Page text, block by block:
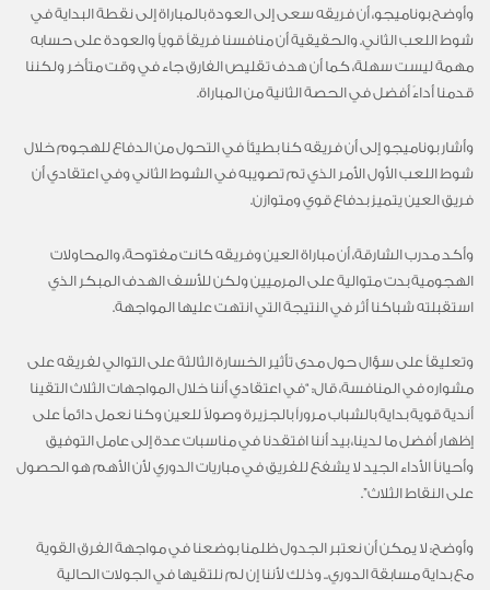
وأوضح بوناميجو، أن فريقه سعى إلى العودة بالمباراة إلى نقطة البداية في
شوط اللعب الثاني. والحقيقية أن منافسنا فريقاً قوياً والعودة على حسابه
مهمة ليست سهلة، كما أن هدف تقليص الفارق جاء في وقت متأخر ولكننا
قدمنا أداءً أفضل في الحصة الثانية من المباراة.
وأشار بوناميجو إلى أن فريقه كنا بطيئاً في التحول من الدفاع للهجوم خلال
شوط اللعب الأول الأمر الذي تم تصويبه في الشوط الثاني وفي اعتقادي أن
فريق العين يتميز بدفاع قوي ومتوازن.
وأكد مدرب الشارقة، أن مباراة العين وفريقه كانت مفتوحة، والمحاولات
الهجومية بدت متوالية على المرميين ولكن للأسف الهدف المبكر الذي
استقبلته شباكنا أثر في النتيجة التي انتهت عليها المواجهة.
وتعليقاً على سؤال حول مدى تأثير الخسارة الثالثة على التوالي لفريقه على
مشواره في المنافسة، قال: “في اعتقادي أننا خلال المواجهات الثلاث التقينا
أندية قوية بداية بالشباب مروراً بالجزيرة وصولاً للعين وكنا نعمل دائماً على
إظهار أفضل ما لدينا، بيد أننا افتقدنا في مناسبات عدة إلى عامل التوفيق
وأحياناً الأداء الجيد لا يشفع للفريق في مباريات الدوري لأن الأهم هو الحصول
على النقاط الثلاث”.
وأوضح: لا يمكن أن نعتبر الجدول ظلمنا بوضعنا في مواجهة الفرق القوية
مع بداية مسابقة الدوري.. وذلك لأننا إن لم نلتقيها في الجولات الحالية